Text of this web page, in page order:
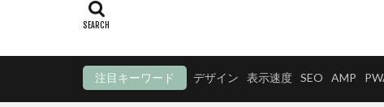
注目キーワード デザイン 表示速度 SEO AMP